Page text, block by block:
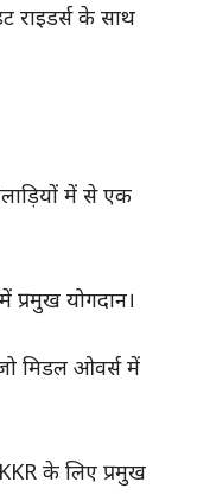
राइडर्स के साथ
में से एक
प्रमुख योगदान।
मिडल ओवर्स में
के लिए प्रमुख